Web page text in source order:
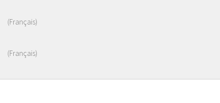
(Français)
(Français)